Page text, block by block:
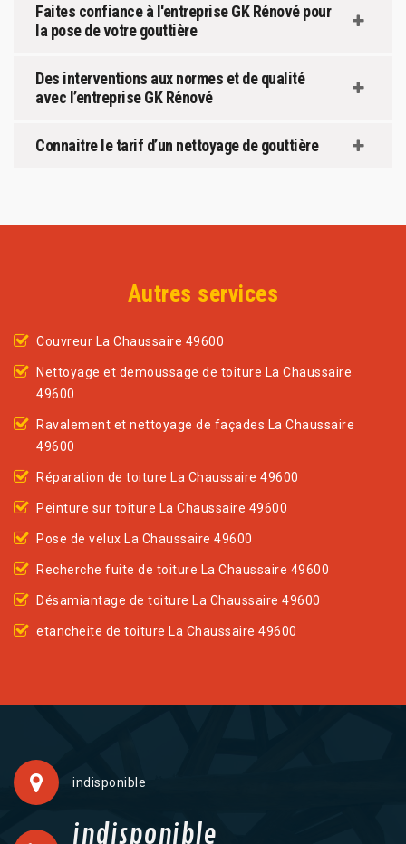
Faites confiance à l'entreprise GK Rénové pour
la pose de votre gouttière
Des interventions aux normes et de qualité
avec l’entreprise GK Rénové
Connaitre le tarif d’un nettoyage de gouttière
Autres services
Couvreur La Chaussaire 49600
Nettoyage et demoussage de toiture La Chaussaire
49600
Ravalement et nettoyage de façades La Chaussaire
49600
Réparation de toiture La Chaussaire 49600
Peinture sur toiture La Chaussaire 49600
Pose de velux La Chaussaire 49600
Recherche fuite de toiture La Chaussaire 49600
Désamiantage de toiture La Chaussaire 49600
etancheite de toiture La Chaussaire 49600
indisponible
indisponible